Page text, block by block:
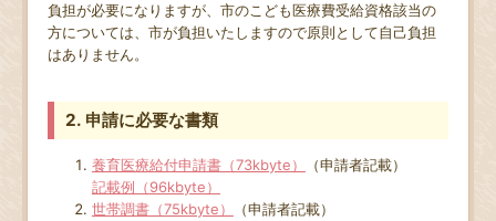
負担が必要になりますが、市のこども医療費受給資格該当の
方については、市が負担いたしますので原則として自己負担
はありません。
2. 申請に必要な書類
養育医療給付申請書（73kbyte）
（申請者記載）
記載例（96kbyte）
世帯調書（75kbyte）
（申請者記載）